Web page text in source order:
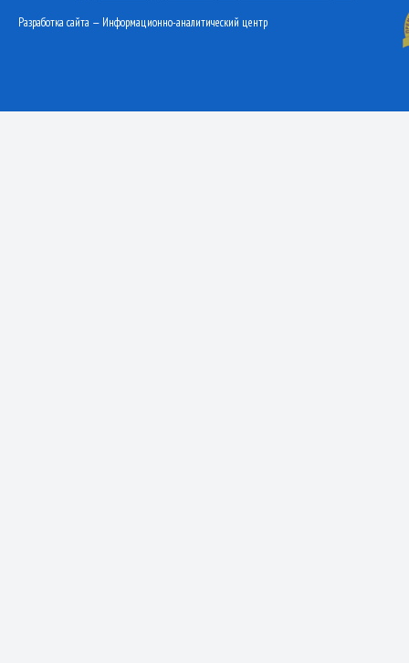
Разработка сайта — Информационно-аналитический центр